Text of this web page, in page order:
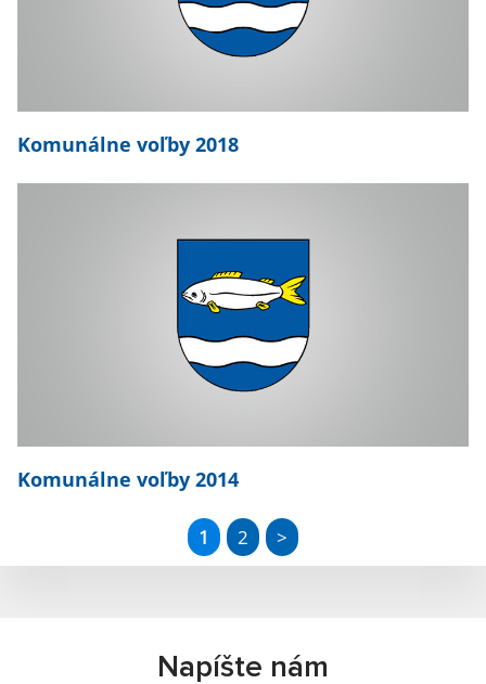
Komunálne voľby 2018
Komunálne voľby 2014
1 2 >
Napíšte nám